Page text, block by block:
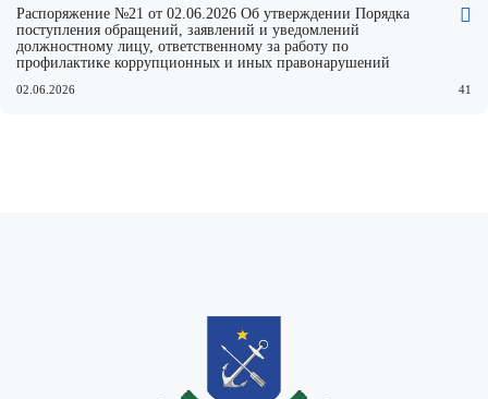
Распоряжение №21 от 02.06.2026 Об утверждении Порядка
поступления обращений, заявлений и уведомлений
должностному лицу, ответственному за работу по
профилактике коррупционных и иных правонарушений
02.06.2026 41